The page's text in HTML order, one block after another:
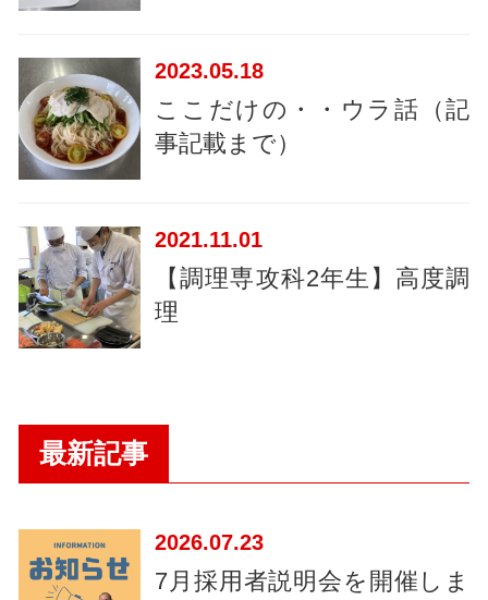
2023 05.18
ここだけの・・ウラ話（記
事記載まで）
2021 11.01
【調理専攻科2年生】高度調
理
最新記事
2026 07.23
7月採用者説明会を開催しま